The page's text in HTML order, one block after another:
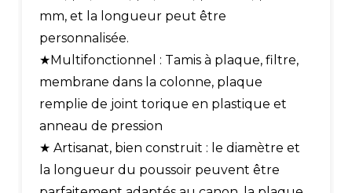
mm, et la longueur peut être
personnalisée.
★Multifonctionnel : Tamis à plaque, filtre,
membrane dans la colonne, plaque
remplie de joint torique en plastique et
anneau de pression
★ Artisanat, bien construit : le diamètre et
la longueur du poussoir peuvent être